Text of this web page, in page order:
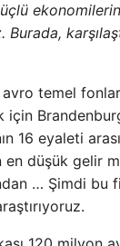
temel
için
16 eyaleti
en düşük gelir
… Şimdi bu